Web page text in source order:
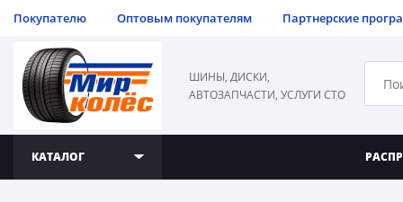
Покупателю Оптовым покупателям Партнерские
ШИНЫ, ДИСКИ,
АВТОЗАПЧАСТИ, УСЛУГИ СТО
КАТАЛОГ